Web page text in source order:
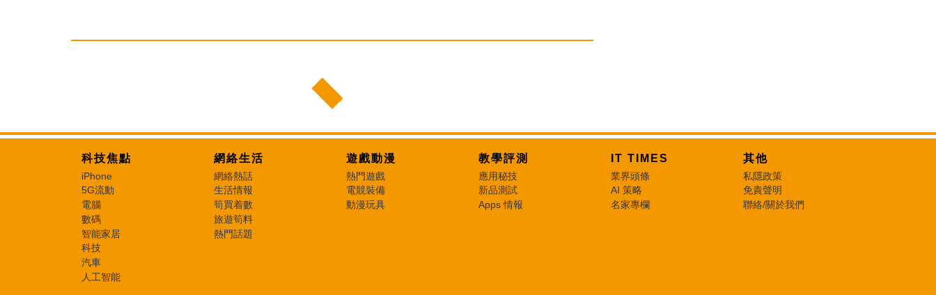
科技焦點
iPhone
5G流動
電腦
數碼
智能家居
科技
汽車
人工智能
網絡生活
網絡熱話
生活情報
筍買着數
旅遊筍料
熱門話題
遊戲動漫
熱門遊戲
電競裝備
動漫玩具
教學評測
應用秘技
新品測試
Apps 情報
IT TIMES
業界頭條
AI 策略
名家專欄
其他
私隱政策
免責聲明
聯絡/關於我們